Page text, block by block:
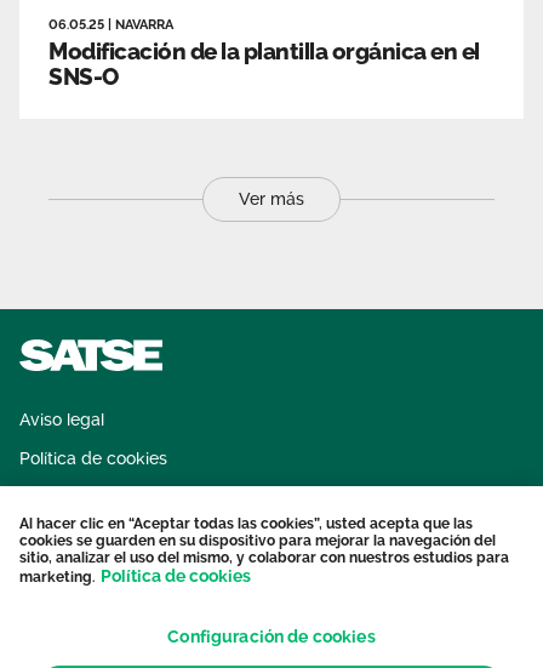
06.05.25 NAVARRA
Modificación de la plantilla orgánica en el
SNS-O
Ver más
Aviso legal
Política de cookies
Protección datos personales
Contacto
Al hacer clic en “Aceptar todas las cookies”, usted acepta que las
cookies se guarden en su dispositivo para mejorar la navegación del
sitio, analizar el uso del mismo, y colaborar con nuestros estudios para
marketing. Política de cookies
Configuración de cookies